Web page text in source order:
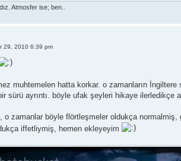
Atmosfer ise; ben..
29, 2010 6:39 pm
muhtemelen hatta korkar. o zamanların İngiltere
sürü ayrıntı. böyle ufak şeyleri hikaye ilerledikçe
o zamanlar böyle flörtleşmeler oldukça
iffetliymiş, hemen ekleyeyim